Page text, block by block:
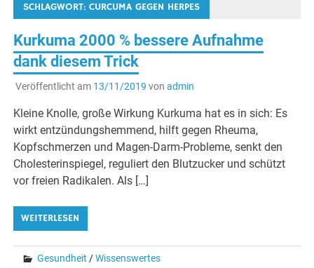
SCHLAGWORT:CURCUMA GEGEN HERPES
Kurkuma 2000 % bessere Aufnahme
dank diesem Trick
Veröffentlicht am 13/11/2019 von admin
Kleine Knolle, große Wirkung Kurkuma hat es in sich: Es
wirkt entzündungshemmend, hilft gegen Rheuma,
Kopfschmerzen und Magen-Darm-Probleme, senkt den
Cholesterinspiegel, reguliert den Blutzucker und schützt
vor freien Radikalen. Als […]
WEITERLESEN
Gesundheit /Wissenswertes